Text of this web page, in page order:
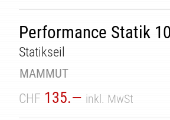
Performance Statik
Statikseil
MAMMUT
CHF 135.— inkl. MwSt